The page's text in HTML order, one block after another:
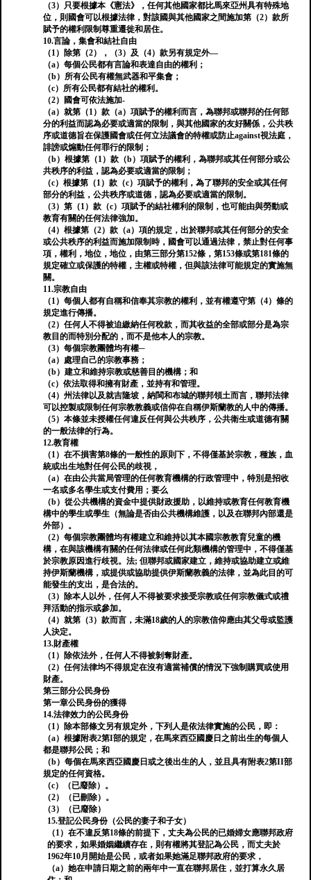
（3）只要根據本《憲法》，任何其他國家都比馬來亞州具有特殊地
位，則國會可以根據法律，對該國與其他國家之間施加第（2）款所
賦予的權利限制尊重遷徙和居住。
10.言論，集會和結社自由
（1）除第（2），（3）及（4）款另有規定外—
（a）每個公民都有言論和表達自由的權利；
（b）所有公民有權無武器和平集會；
（c）所有公民都有結社的權利。
（2）國會可依法施加-
（a）就第（1）款（a）項賦予的權利而言，為聯邦或聯邦的任何部
分的利益而認為必要或適當的限制，與其他國家的友好關係，公共秩
序或道德旨在保護國會或任何立法議會的特權或防止against視法庭，
誹謗或煽動任何罪行的限制；
（b）根據第（1）款（b）項賦予的權利，為聯邦或其任何部分或公
共秩序的利益，認為必要或適當的限制；
（c）根據第（1）款（c）項賦予的權利，為了聯邦的安全或其任何
部分的利益，公共秩序或道德，認為必要或適當的限制。
（3）第（1）款（c）項賦予的結社權利的限制，也可能由與勞動或
教育有關的任何法律強加。
（4）根據第（2）款（a）項的規定，出於聯邦或其任何部分的安全
或公共秩序的利益而施加限制時，國會可以通過法律，禁止對任何事
項，權利，地位，地位，由第三部分第152條，第153條或第181條的
規定確立或保護的特權，主權或特權，但與該法律可能規定的實施無
關。
11.宗教自由
（1）每個人都有自稱和信奉其宗教的權利，並有權遵守第（4）條的
規定進行傳播。
（2）任何人不得被迫繳納任何稅款，而其收益的全部或部分是為宗
教目的而特別分配的，而不是他本人的宗教。
（3）每個宗教團體均有權─
（a）處理自己的宗教事務；
（b）建立和維持宗教或慈善目的機構；和
（c）依法取得和擁有財產，並持有和管理。
（4）州法律以及就吉隆坡，納閩和布城的聯邦領土而言，聯邦法律
可以控製或限制任何宗教教義或信仰在自稱伊斯蘭教的人中的傳播。
（5）本條並未授權任何違反任何與公共秩序，公共衛生或道德有關
的一般法律的行為。
12.教育權
（1）在不損害第8條的一般性的原則下，不得僅基於宗教，種族，血
統或出生地對任何公民的歧視，
（a）在由公共當局管理的任何教育機構的行政管理中，特別是招收
一名或多名學生或支付費用；要么
（b）從公共機構的資金中提供財政援助，以維持或教育任何教育機
構中的學生或學生（無論是否由公共機構維護，以及在聯邦內部還是
外部）。
（2）每個宗教團體均有權建立和維持以其本國宗教教育兒童的機
構，在與該機構有關的任何法律或任何此類機構的管理中，不得僅基
於宗教原因進行歧視。法; 但聯邦或國家建立，維持或協助建立或維
持伊斯蘭機構，或提供或協助提供伊斯蘭教義的法律，並為此目的可
能發生的支出，是合法的。
（3）除本人以外，任何人不得被要求接受宗教或任何宗教儀式或禮
拜活動的指示或參加。
（4）就第（3）款而言，未滿18歲的人的宗教信仰應由其父母或監護
人決定。
13.財產權
（1）除依法外，任何人不得被剝奪財產。
（2）任何法律均不得規定在沒有適當補償的情況下強制購買或使用
財產。
第三部分公民身份
第一章公民身份的獲得
14.法律效力的公民身份
（1）除本部條文另有規定外，下列人是依法律實施的公民，即：
（a）根據附表2第I部的規定，在馬來西亞國慶日之前出生的每個人
都是聯邦公民；和
（b）每個在馬來西亞國慶日或之後出生的人，並且具有附表2第II部
規定的任何資格。
（c）（已廢除）。
（2）（已刪除）。
（3）（已廢除）
15.登記公民身份（公民的妻子和子女）
（1）在不違反第18條的前提下，丈夫為公民的已婚婦女應聯邦政府
的要求，如果婚姻繼續存在，則有權將其登記為公民，而丈夫於
1962年10月開始是公民，或者如果她滿足聯邦政府的要求，
（a）她在申請日期之前的兩年中一直在聯邦居住，並打算永久居